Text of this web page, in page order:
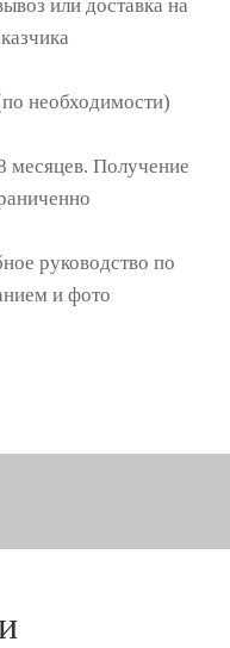
или доставка на
необходимости)
месяцев. Получение
руководство по
и фото